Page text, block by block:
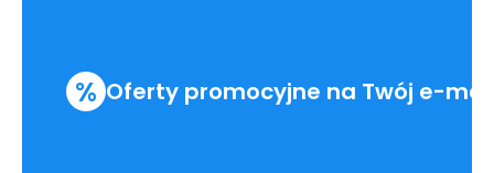
% Oferty promocyjne na Twój e-mail